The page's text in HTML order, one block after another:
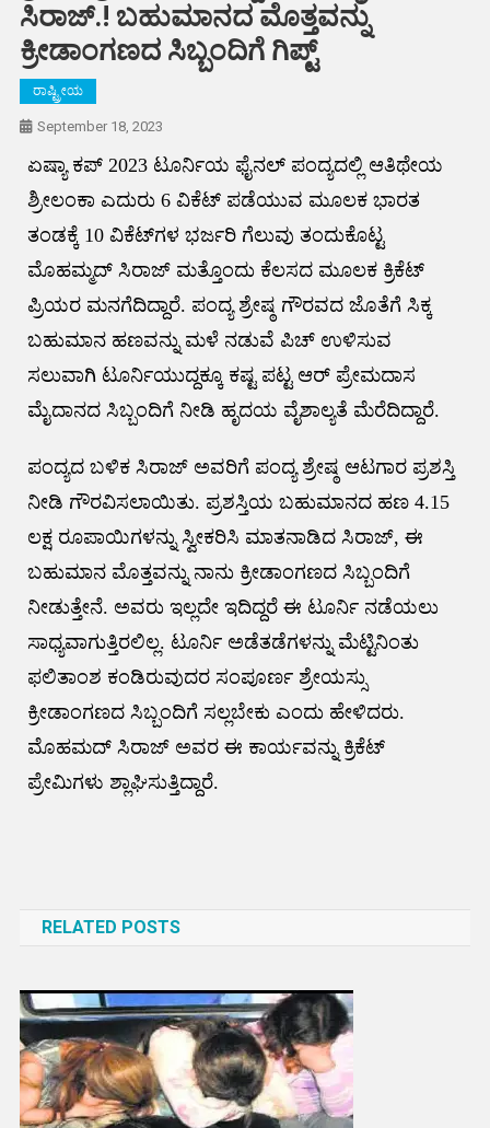
ಸಿರಾಜ್.! ಬಹುಮಾನದ ಮೊತ್ತವನ್ನು
ಕ್ರೀಡಾಂಗಣದ ಸಿಬ್ಬಂದಿಗೆ ಗಿಪ್ಟ್
ರಾಷ್ಟ್ರೀಯ
September 18, 2023
ಏಷ್ಯಾ ಕಪ್ 2023 ಟೂರ್ನಿಯ ಫೈನಲ್ ಪಂದ್ಯದಲ್ಲಿ ಆತಿಥೇಯ
ಶ್ರೀಲಂಕಾ ಎದುರು 6 ವಿಕೆಟ್‌ ಪಡೆಯುವ ಮೂಲಕ ಭಾರತ
ತಂಡಕ್ಕೆ 10 ವಿಕೆಟ್‌ಗಳ ಭರ್ಜರಿ ಗೆಲುವು ತಂದುಕೊಟ್ಟ
ಮೊಹಮ್ಮದ್ ಸಿರಾಜ್ ಮತ್ತೊಂದು ಕೆಲಸದ ಮೂಲಕ ಕ್ರಿಕೆಟ್
ಪ್ರಿಯರ ಮನಗೆದಿದ್ದಾರೆ. ಪಂದ್ಯ ಶ್ರೇಷ್ಠ ಗೌರವದ ಜೊತೆಗೆ ಸಿಕ್ಕ
ಬಹುಮಾನ ಹಣವನ್ನು ಮಳೆ ನಡುವೆ ಪಿಚ್‌ ಉಳಿಸುವ
ಸಲುವಾಗಿ ಟೂರ್ನಿಯುದ್ದಕ್ಕೂ ಕಷ್ಟ ಪಟ್ಟ ಆರ್‌ ಪ್ರೇಮದಾಸ
ಮೈದಾನದ ಸಿಬ್ಬಂದಿಗೆ ನೀಡಿ ಹೃದಯ ವೈಶಾಲ್ಯತೆ ಮೆರೆದಿದ್ದಾರೆ.
ಪಂದ್ಯದ ಬಳಿಕ ಸಿರಾಜ್ ಅವರಿಗೆ ಪಂದ್ಯ ಶ್ರೇಷ್ಠ ಆಟಗಾರ ಪ್ರಶಸ್ತಿ
ನೀಡಿ ಗೌರವಿಸಲಾಯಿತು. ಪ್ರಶಸ್ತಿಯ ಬಹುಮಾನದ ಹಣ 4.15
ಲಕ್ಷ ರೂಪಾಯಿಗಳನ್ನು ಸ್ವೀಕರಿಸಿ ಮಾತನಾಡಿದ ಸಿರಾಜ್, ಈ
ಬಹುಮಾನ ಮೊತ್ತವನ್ನು ನಾನು ಕ್ರೀಡಾಂಗಣದ ಸಿಬ್ಬಂದಿಗೆ
ನೀಡುತ್ತೇನೆ. ಅವರು ಇಲ್ಲದೇ ಇದಿದ್ದರೆ ಈ ಟೂರ್ನಿ ನಡೆಯಲು
ಸಾಧ್ಯವಾಗುತ್ತಿರಲಿಲ್ಲ. ಟೂರ್ನಿ ಅಡೆತಡೆಗಳನ್ನು ಮೆಟ್ಟಿನಿಂತು
ಫಲಿತಾಂಶ ಕಂಡಿರುವುದರ ಸಂಪೂರ್ಣ ಶ್ರೇಯಸ್ಸು
ಕ್ರೀಡಾಂಗಣದ ಸಿಬ್ಬಂದಿಗೆ ಸಲ್ಲಬೇಕು ಎಂದು ಹೇಳಿದರು.
ಮೊಹಮದ್ ಸಿರಾಜ್ ಅವರ ಈ ಕಾರ್ಯವನ್ನು ಕ್ರಿಕೆಟ್
ಪ್ರೇಮಿಗಳು ಶ್ಲಾಘಿಸುತ್ತಿದ್ದಾರೆ.
RELATED POSTS